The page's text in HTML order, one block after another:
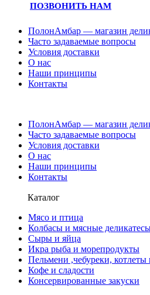
ПОЗВОНИТЬ НАМ
ПолонАмбар — магазин
Часто задаваемые вопросы
Условия доставки
О нас
Наши принципы
Контакты
ПолонАмбар — магазин
Часто задаваемые вопросы
Условия доставки
О нас
Наши принципы
Контакты
Каталог
Мясо и птица
Колбасы и мясные
Сыры и яйца
Икра рыба и морепродукты
Пельмени ,чебуреки,
Кофе и сладости
Консервированные закуски